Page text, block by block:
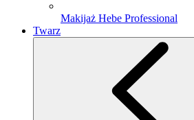
Makijaż Hebe Professional
Twarz